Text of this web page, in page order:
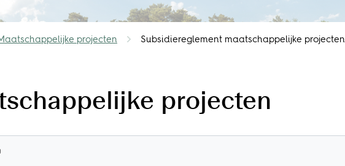
projecten Subsidiereglement maatschappelijke projecten
projecten